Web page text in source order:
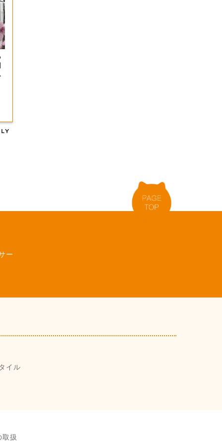
ー
イル
取扱